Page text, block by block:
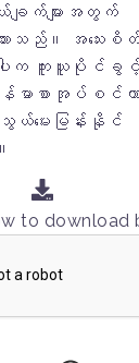
ျက်များအတွက်
ားသည်။ အသေးစိ
က ကူးယူပိုင်ခွင့်
ြန်မာစာအုပ်စင်တ
မေးမြန်းနိုင်
to download